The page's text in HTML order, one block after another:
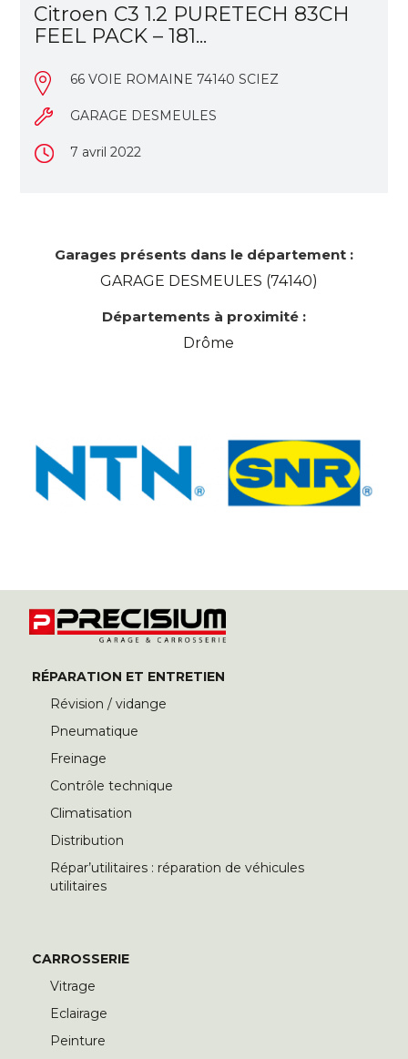
Citroen C3 1.2 PURETECH 83CH
FEEL PACK – 181...
66 VOIE ROMAINE 74140 SCIEZ
GARAGE DESMEULES
7 avril 2022
Garages présents dans le département :
GARAGE DESMEULES (74140)
Départements à proximité :
Drôme
RÉPARATION ET ENTRETIEN
Révision / vidange
Pneumatique
Freinage
Contrôle technique
Climatisation
Distribution
Répar’utilitaires : réparation de véhicules
utilitaires
CARROSSERIE
Vitrage
Eclairage
Peinture